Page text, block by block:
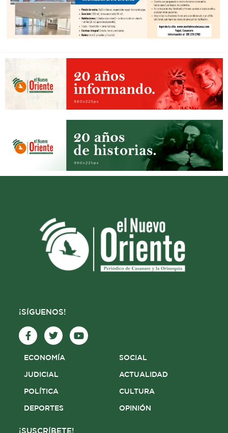
¡SÍGUENOS!
F
a
c
e
o
k
-
f
T
w
i
t
e
Y
o
u
ECONOMÍA
JUDICIAL
POLÍTICA
DEPORTES
SOCIAL
ACTUALIDAD
CULTURA
OPINIÓN
¡SUSCRÍBETE!